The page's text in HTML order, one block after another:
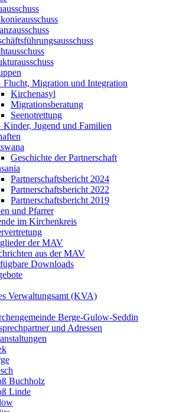
Flucht, Migration und Integration
Kirchenasyl
Migrationsberatung
Seenotrettung
Kinder, Jugend und Familien
Geschichte der Partnerschaft
Partnerschaftsbericht 2024
Partnerschaftsbericht 2022
Partnerschaftsbericht 2019
und Pfarrer
im Kirchenkreis
der MAV
aus der MAV
Downloads
Verwaltungsamt (KVA)
Berge-Gulow-Seddin
und Adressen
Buchholz
Linde